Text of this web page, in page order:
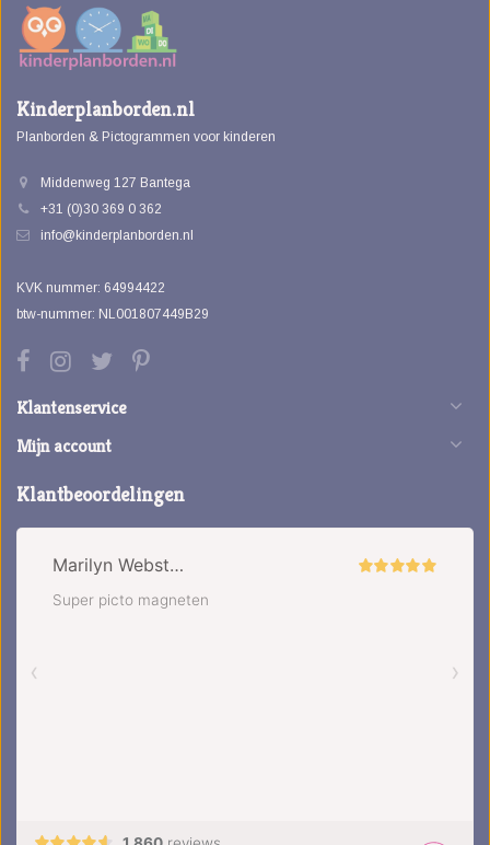
Kinderplanborden.nl
Planborden & Pictogrammen voor kinderen
Middenweg 127 Bantega
+31 (0)30 369 0 362
info@kinderplanborden.nl
KVK nummer: 64994422
btw-nummer: NL001807449B29
Klantenservice
Mijn account
Klantbeoordelingen